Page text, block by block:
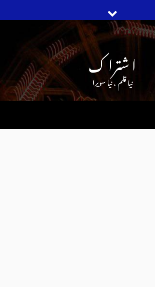
ا شترا ک
نیا قلم ، نیا سویرا